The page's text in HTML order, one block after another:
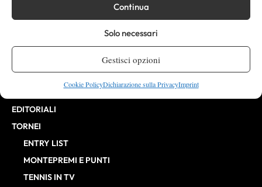
Continua
Solo necessari
Gestisci opzioni
Cookie PolicyDichiarazione sulla PrivacyImprint
BILLIE JEAN KING CUP
ATP FINALS
EDITORIALI
TORNEI
ENTRY LIST
MONTEPREMI E PUNTI
TENNIS IN TV